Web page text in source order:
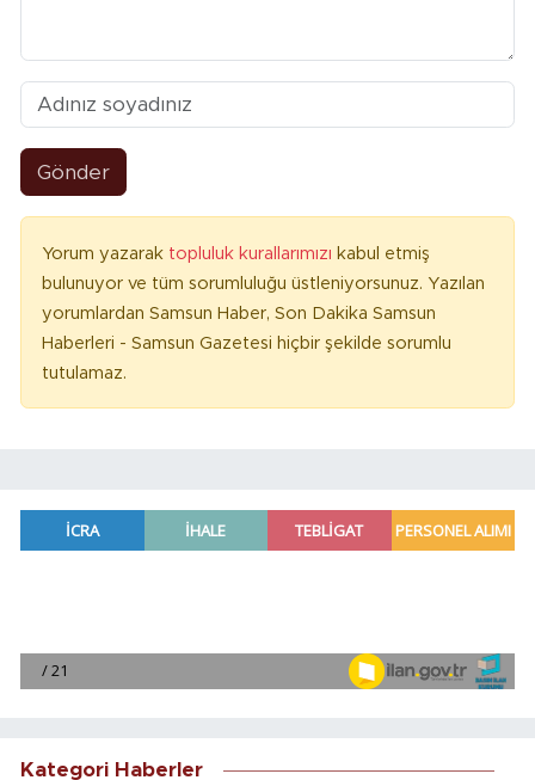
Gönder
Yorum yazarak topluluk kurallarımızı kabul etmiş
bulunuyor ve tüm sorumluluğu üstleniyorsunuz. Yazılan
yorumlardan Samsun Haber, Son Dakika Samsun
Haberleri - Samsun Gazetesi hiçbir şekilde sorumlu
tutulamaz.
Kategori Haberler